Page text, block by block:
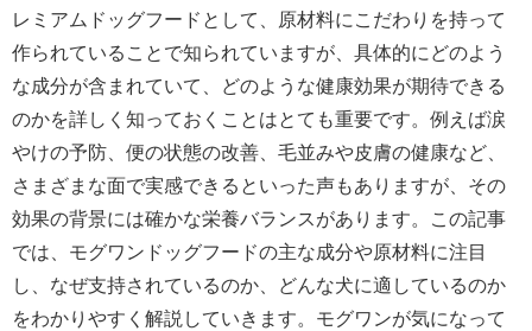
レミアムドッグフードとして、原材料にこだわりを持って
作られていることで知られていますが、具体的にどのよう
な成分が含まれていて、どのような健康効果が期待できる
のかを詳しく知っておくことはとても重要です。例えば涙
やけの予防、便の状態の改善、毛並みや皮膚の健康など、
さまざまな面で実感できるといった声もありますが、その
効果の背景には確かな栄養バランスがあります。この記事
では、モグワンドッグフードの主な成分や原材料に注目
し、なぜ支持されているのか、どんな犬に適しているのか
をわかりやすく解説していきます。モグワンが気になって